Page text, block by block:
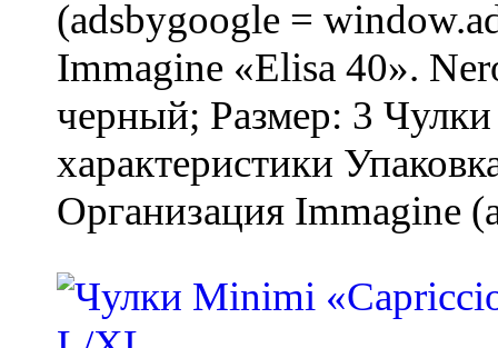
(adsbygoogle =
Immagine «Elisa 40».
черный; Размер: 3
характеристики
Организация Immagine